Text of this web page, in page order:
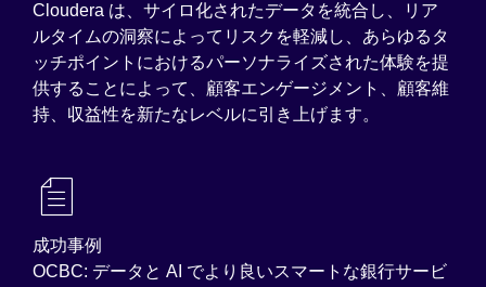
Cloudera は、サイロ化されたデータを統合し、リア
ルタイムの洞察によってリスクを軽減し、あらゆるタ
ッチポイントにおけるパーソナライズされた体験を提
供することによって、顧客エンゲージメント、顧客維
持、収益性を新たなレベルに引き上げます。
成功事例
OCBC: データと AI でより良いスマートな銀行サービ